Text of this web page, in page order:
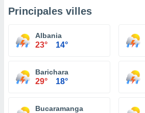
Principales villes
Albania
23° 14°
Barichara
29° 18°
Bucaramanga